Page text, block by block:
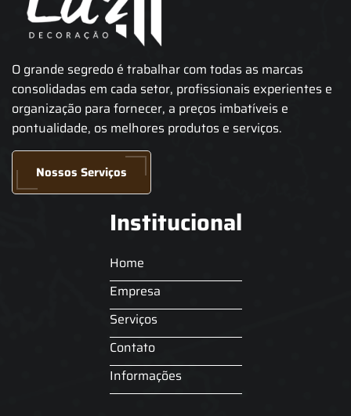
O grande segredo é trabalhar com todas as marcas
consolidadas em cada setor, profissionais experientes e
organização para fornecer, a preços imbatíveis e
pontualidade, os melhores produtos e serviços.
Nossos Serviços
Institucional
Home
Empresa
Serviços
Contato
Informações